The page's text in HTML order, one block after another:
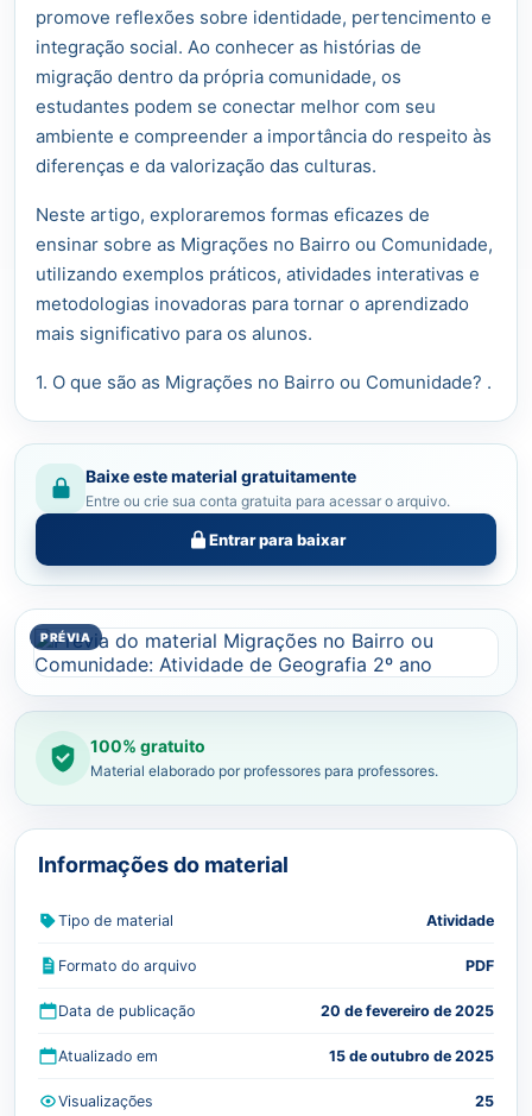
100% gratuito
Material elaborado por professores para professores.
promove reflexões sobre identidade, pertencimento e
integração social. Ao conhecer as histórias de
migração dentro da própria comunidade, os
estudantes podem se conectar melhor com seu
ambiente e compreender a importância do respeito às
diferenças e da valorização das culturas.
Neste artigo, exploraremos formas eficazes de
ensinar sobre as Migrações no Bairro ou Comunidade,
utilizando exemplos práticos, atividades interativas e
metodologias inovadoras para tornar o aprendizado
mais significativo para os alunos.
1. O que são as Migrações no Bairro ou Comunidade? .
Baixe este material gratuitamente
Entre ou crie sua conta gratuita para acessar o arquivo.
Entrar para baixar
Informações do material
Tipo de material Atividade
Formato do arquivo PDF
Data de publicação 20 de fevereiro de 2025
Atualizado em 15 de outubro de 2025
Visualizações 25